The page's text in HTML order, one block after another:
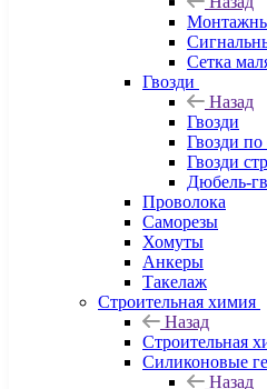
Сетка
Гвозди
Назад
Гвозди
Гвозди по
Гвозди
Дюбель-
Проволока
Саморезы
Хомуты
Анкеры
Такелаж
Строительная химия
Назад
Строительная
Силиконовые
Назад